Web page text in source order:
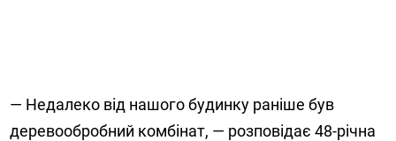
— Недалеко від нашого будинку раніше був
деревообробний комбінат, — розповідає 48-річна